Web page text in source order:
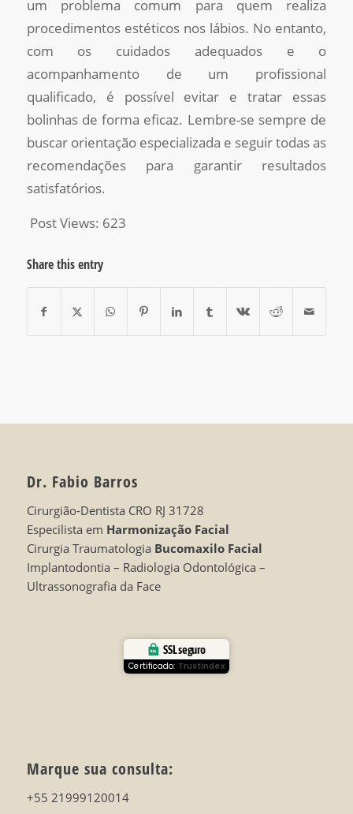
um problema comum para quem realiza
procedimentos estéticos nos lábios. No entanto,
com os cuidados adequados e o
acompanhamento de um profissional
qualificado, é possível evitar e tratar essas
bolinhas de forma eficaz. Lembre-se sempre de
buscar orientação especializada e seguir todas as
recomendações para garantir resultados
satisfatórios.
Post Views: 623
Share this entry
Dr. Fabio Barros
Cirurgião-Dentista CRO RJ 31728
Especilista em Harmonização Facial
Cirurgia Traumatologia Bucomaxilo Facial
Implantodontia – Radiologia Odontológica –
Ultrassonografia da Face
SSL seguro
Certificado: Trustindex
Marque sua consulta:
+55 21999120014